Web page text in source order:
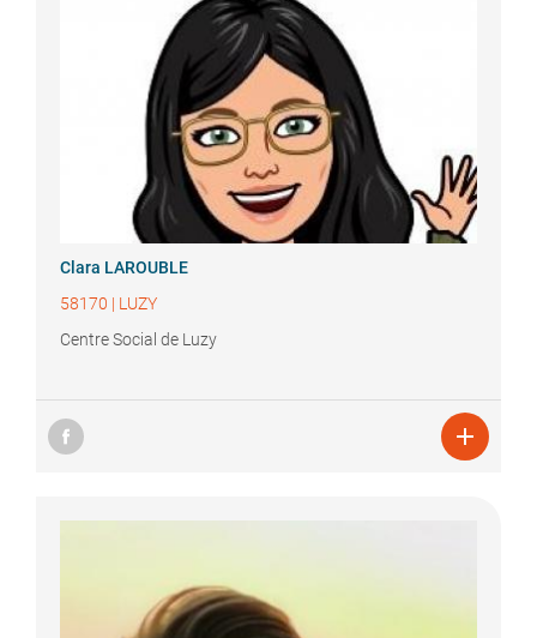
Clara LAROUBLE
58170 | LUZY
Centre Social de Luzy
